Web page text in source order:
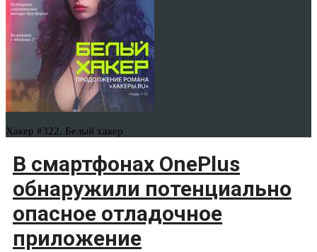
Хакер #322. Белый хакер
В смартфонах OnePlus
обнаружили потенциально
опасное отладочное
приложение